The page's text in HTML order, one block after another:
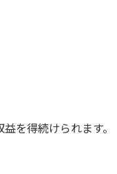
を得続けられます。